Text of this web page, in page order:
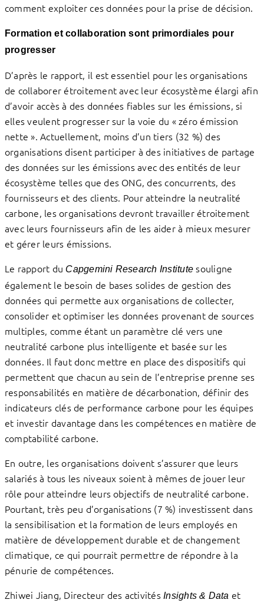
comment exploiter ces données pour la prise de décision.
Formation et collaboration sont primordiales pour
progresser
D’après le rapport, il est essentiel pour les organisations
de collaborer étroitement avec leur écosystème élargi afin
d’avoir accès à des données fiables sur les émissions, si
elles veulent progresser sur la voie du « zéro émission
nette ». Actuellement, moins d’un tiers (32 %) des
organisations disent participer à des initiatives de partage
des données sur les émissions avec des entités de leur
écosystème telles que des ONG, des concurrents, des
fournisseurs et des clients. Pour atteindre la neutralité
carbone, les organisations devront travailler étroitement
avec leurs fournisseurs afin de les aider à mieux mesurer
et gérer leurs émissions.
Le rapport du Capgemini Research Institute souligne
également le besoin de bases solides de gestion des
données qui permette aux organisations de collecter,
consolider et optimiser les données provenant de sources
multiples, comme étant un paramètre clé vers une
neutralité carbone plus intelligente et basée sur les
données. Il faut donc mettre en place des dispositifs qui
permettent que chacun au sein de l’entreprise prenne ses
responsabilités en matière de décarbonation, définir des
indicateurs clés de performance carbone pour les équipes
et investir davantage dans les compétences en matière de
comptabilité carbone.
En outre, les organisations doivent s’assurer que leurs
salariés à tous les niveaux soient à mêmes de jouer leur
rôle pour atteindre leurs objectifs de neutralité carbone.
Pourtant, très peu d’organisations (7 %) investissent dans
la sensibilisation et la formation de leurs employés en
matière de développement durable et de changement
climatique, ce qui pourrait permettre de répondre à la
pénurie de compétences.
Zhiwei Jiang, Directeur des activitésInsights & Data et